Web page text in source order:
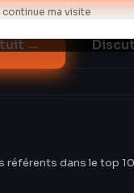
ma visite
→
référents dans le top